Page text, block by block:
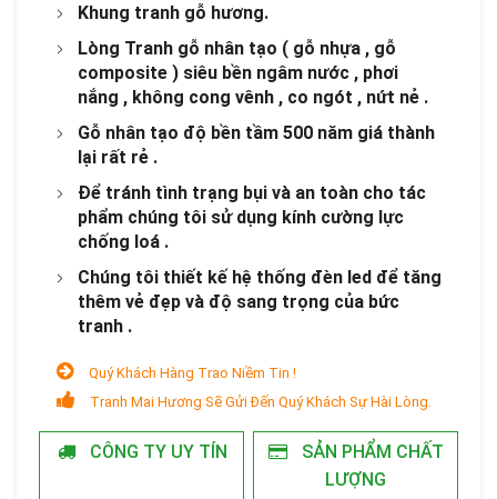
Khung tranh gỗ hương.
Lòng Tranh gỗ nhân tạo ( gỗ nhựa , gỗ
composite ) siêu bền ngâm nước , phơi
nắng , không cong vênh , co ngót , nứt nẻ .
Gỗ nhân tạo độ bền tầm 500 năm giá thành
lại rất rẻ .
Để tránh tình trạng bụi và an toàn cho tác
phẩm chúng tôi sử dụng kính cường lực
chống loá .
Chúng tôi thiết kế hệ thống đèn led để tăng
thêm vẻ đẹp và độ sang trọng của bức
tranh .
Quý Khách Hàng Trao Niềm Tin !
Tranh Mai Hương Sẽ Gửi Đến Quý Khách Sự Hài Lòng.
CÔNG TY UY TÍN
SẢN PHẨM CHẤT
LƯỢNG